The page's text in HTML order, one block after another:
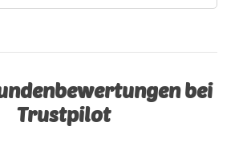
bei
Trustpilot